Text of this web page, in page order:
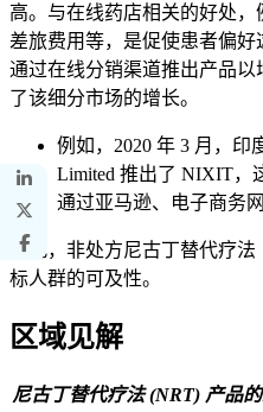
高。与在线药店相关的好处
差旅费用等，是促使患者偏好
通过在线分销渠道推出产品
了该细分市场的增长。
例如，2020 年 3 月，印
Limited 推出了 NIXIT，
通过亚马逊、电子商务
因此，非处方尼古丁替代疗
标人群的可及性。
区域见解
尼古丁替代疗法 (NRT) 产品